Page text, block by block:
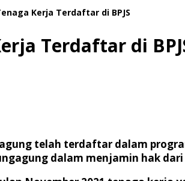
Kerja Terdaftar di BPJS
Terdaftar di
telah terdaftar dalam
dalam menjamin hak